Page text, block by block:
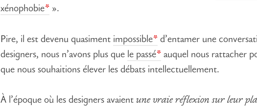
xénophobie ».
Pire, il est devenu quasiment impossible d’entamer une
designers, nous n’avons plus que le passé auquel nous rattacher
que nous souhaitions élever les débats intellectuellement.
À l’époque où les designers avaient une vraie réflexion sur leur